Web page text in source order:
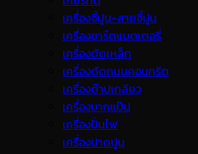
เครื่องจี้ปูน-สายจี้ปูน
เครื่องชาร์ตแบตเตอรี่
เครื่องดัดเหล็ก
เครื่องตัดถนนคอนกรีต
เครื่องต๊าปเกลียว
เครื่องบากแป๊ป
เครื่องปั่นไฟ
เครื่องปาดปูน